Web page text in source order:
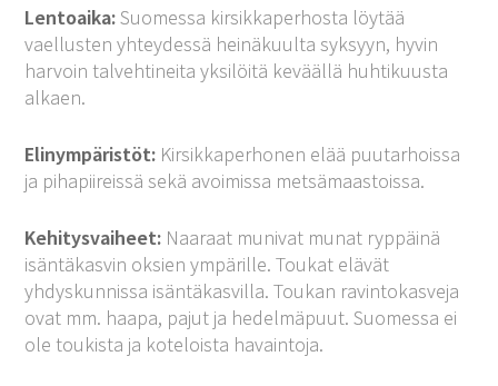
Lentoaika:Suomessa kirsikkaperhosta löytää
vaellusten yhteydessä heinäkuulta syksyyn, hyvin
harvoin talvehtineita yksilöitä keväällä huhtikuusta
alkaen.
Elinympäristöt: Kirsikkaperhonen elää puutarhoissa
ja pihapiireissä sekä avoimissa metsämaastoissa.
Kehitysvaiheet: Naaraat munivat munat ryppäinä
isäntäkasvin oksien ympärille. Toukat elävät
yhdyskunnissa isäntäkasvilla. Toukan ravintokasveja
ovat mm. haapa, pajut ja hedelmäpuut. Suomessa ei
ole toukista ja koteloista havaintoja.